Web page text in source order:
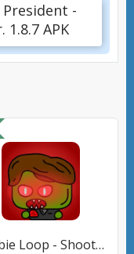
President -
1.8.7 APK
Zombie Loop - Shooter survival